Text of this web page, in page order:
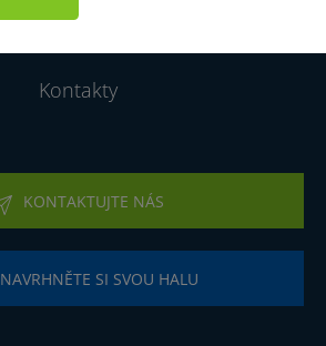
Kontakty
KONTAKTUJTE NÁS
NAVRHNĚTE SI SVOU HALU